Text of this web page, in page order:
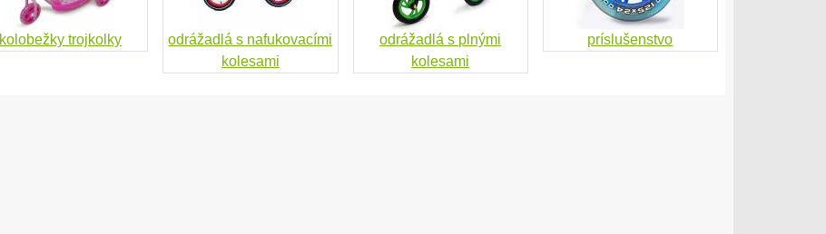
kolobežky trojkolky
odrážadlá s nafukovacími
kolesami
odrážadlá s plnými
kolesami
príslušenstvo